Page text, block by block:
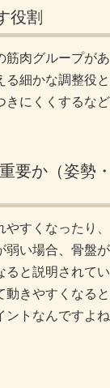
役割
肉グループが
細かな調整役
にくくするな
要か（姿勢
すくなったり
い場合、骨盤
と説明されて
きやすくなる
ントなんですよ